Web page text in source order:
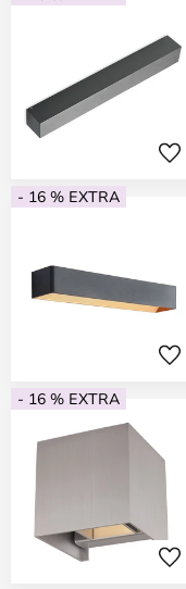
- 16 % EXTRA
- 16 % EXTRA